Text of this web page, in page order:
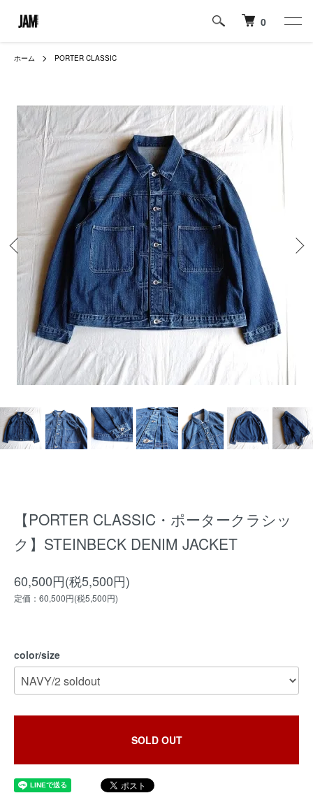
0
ホーム PORTER CLASSIC
【PORTER CLASSIC・ポータークラシッ
ク】STEINBECK DENIM JACKET
60,500円(税5,500円)
定価：60,500円(税5,500円)
color/size
SOLD OUT